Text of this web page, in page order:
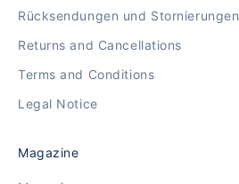
Rücksendungen und Stornierungen
Returns and Cancellations
Terms and Conditions
Legal Notice
Magazine